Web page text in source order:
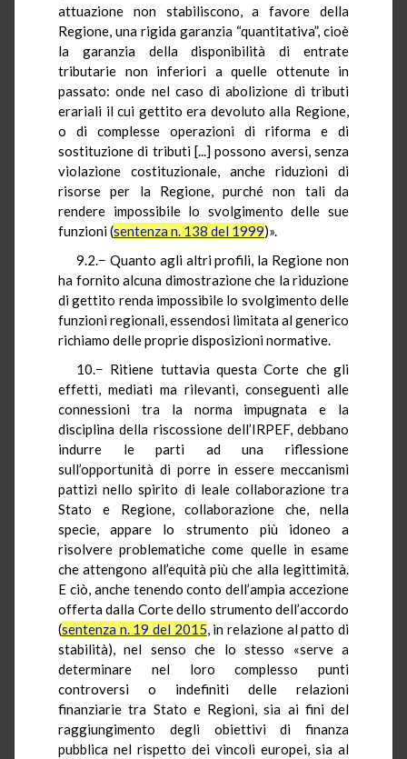
attuazione non stabiliscono, a favore della
Regione, una rigida garanzia “quantitativa”, cioè
la garanzia della disponibilità di entrate
tributarie non inferiori a quelle ottenute in
passato: onde nel caso di abolizione di tributi
erariali il cui gettito era devoluto alla Regione,
o di complesse operazioni di riforma e di
sostituzione di tributi [...] possono aversi, senza
violazione costituzionale, anche riduzioni di
risorse per la Regione, purché non tali da
rendere impossibile lo svolgimento delle sue
funzioni (sentenza n. 138 del 1999)».
9.2.− Quanto agli altri profili, la Regione non
ha fornito alcuna dimostrazione che la riduzione
di gettito renda impossibile lo svolgimento delle
funzioni regionali, essendosi limitata al generico
richiamo delle proprie disposizioni normative.
10.− Ritiene tuttavia questa Corte che gli
effetti, mediati ma rilevanti, conseguenti alle
connessioni tra la norma impugnata e la
disciplina della riscossione dell’IRPEF, debbano
indurre le parti ad una riflessione
sull’opportunità di porre in essere meccanismi
pattizi nello spirito di leale collaborazione tra
Stato e Regione, collaborazione che, nella
specie, appare lo strumento più idoneo a
risolvere problematiche come quelle in esame
che attengono all’equità più che alla legittimità.
E ciò, anche tenendo conto dell’ampia accezione
offerta dalla Corte dello strumento dell’accordo
(sentenza n. 19 del 2015, in relazione al patto di
stabilità), nel senso che lo stesso «serve a
determinare nel loro complesso punti
controversi o indefiniti delle relazioni
finanziarie tra Stato e Regioni, sia ai fini del
raggiungimento degli obiettivi di finanza
pubblica nel rispetto dei vincoli europei, sia al